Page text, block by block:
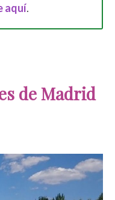
aquí.
de Madrid